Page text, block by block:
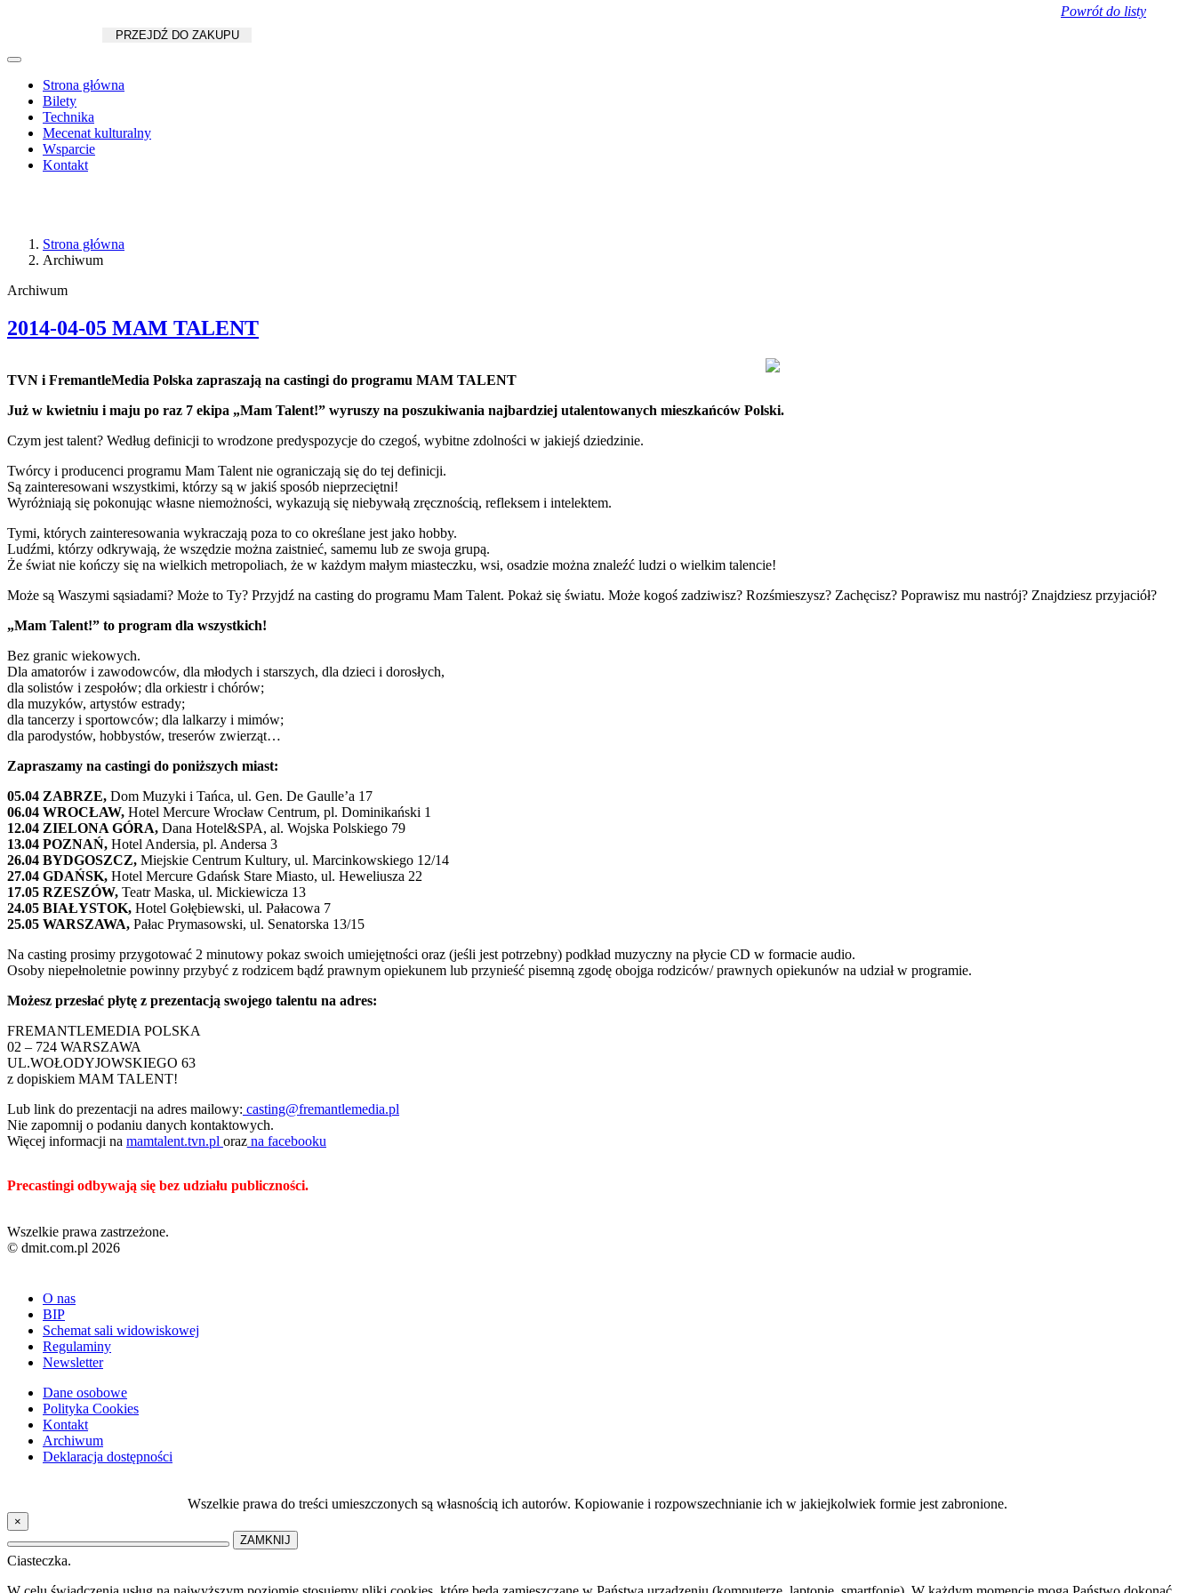
PRZEJDŹ DO ZAKUPU
Strona główna
Bilety
Technika
Mecenat kulturalny
Wsparcie
Kontakt
Strona główna
Archiwum
Archiwum
2014-04-05 MAM TALENT
Powrót do listy
TVN i FremantleMedia Polska zapraszają na castingi do programu MAM TALENT
Już w kwietniu i maju po raz 7 ekipa „Mam Talent!” wyruszy na poszukiwania najbardziej utalentowanych mieszkańców Polski.
Czym jest talent? Według definicji to wrodzone predyspozycje do czegoś, wybitne zdolności w jakiejś dziedzinie.
Twórcy i producenci programu Mam Talent nie ograniczają się do tej definicji.
Są zainteresowani wszystkimi, którzy są w jakiś sposób nieprzeciętni!
Wyróżniają się pokonując własne niemożności, wykazują się niebywałą zręcznością, refleksem i intelektem.
Tymi, których zainteresowania wykraczają poza to co określane jest jako hobby.
Ludźmi, którzy odkrywają, że wszędzie można zaistnieć, samemu lub ze swoja grupą.
Że świat nie kończy się na wielkich metropoliach, że w każdym małym miasteczku, wsi, osadzie można znaleźć ludzi o wielkim talencie!
Może są Waszymi sąsiadami? Może to Ty? Przyjdź na casting do programu Mam Talent. Pokaż się światu. Może kogoś zadziwisz? Rozśmieszysz? Zachęcisz? Poprawisz mu nastrój? Znajdziesz przyjaciół?
„Mam Talent!” to program dla wszystkich!
Bez granic wiekowych.
Dla amatorów i zawodowców, dla młodych i starszych, dla dzieci i dorosłych,
dla solistów i zespołów; dla orkiestr i chórów;
dla muzyków, artystów estrady;
dla tancerzy i sportowców; dla lalkarzy i mimów;
dla parodystów, hobbystów, treserów zwierząt…
Zapraszamy na castingi do poniższych miast:
05.04 ZABRZE, Dom Muzyki i Tańca, ul. Gen. De Gaulle’a 17
06.04 WROCŁAW, Hotel Mercure Wrocław Centrum, pl. Dominikański 1
12.04 ZIELONA GÓRA, Dana Hotel&SPA, al. Wojska Polskiego 79
13.04 POZNAŃ, Hotel Andersia, pl. Andersa 3
26.04 BYDGOSZCZ, Miejskie Centrum Kultury, ul. Marcinkowskiego 12/14
27.04 GDAŃSK, Hotel Mercure Gdańsk Stare Miasto, ul. Heweliusza 22
17.05 RZESZÓW, Teatr Maska, ul. Mickiewicza 13
24.05 BIAŁYSTOK, Hotel Gołębiewski, ul. Pałacowa 7
25.05 WARSZAWA, Pałac Prymasowski, ul. Senatorska 13/15
Na casting prosimy przygotować 2 minutowy pokaz swoich umiejętności oraz (jeśli jest potrzebny) podkład muzyczny na płycie CD w formacie audio.
Osoby niepełnoletnie powinny przybyć z rodzicem bądź prawnym opiekunem lub przynieść pisemną zgodę obojga rodziców/ prawnych opiekunów na udział w programie.
Możesz przesłać płytę z prezentacją swojego talentu na adres:
FREMANTLEMEDIA POLSKA
02 – 724 WARSZAWA
UL.WOŁODYJOWSKIEGO 63
z dopiskiem MAM TALENT!
Lub link do prezentacji na adres mailowy: casting@fremantlemedia.pl
Nie zapomnij o podaniu danych kontaktowych.
Więcej informacji na mamtalent.tvn.pl oraz na facebooku
Precastingi odbywają się bez udziału publiczności.
Wszelkie prawa zastrzeżone.
© dmit.com.pl 2026
O nas
BIP
Schemat sali widowiskowej
Regulaminy
Newsletter
Dane osobowe
Polityka Cookies
Kontakt
Archiwum
Deklaracja dostępności
Wszelkie prawa do treści umieszczonych są własnością ich autorów. Kopiowanie i rozpowszechnianie ich w jakiejkolwiek formie jest zabronione.
×
ZAMKNIJ
Ciasteczka.